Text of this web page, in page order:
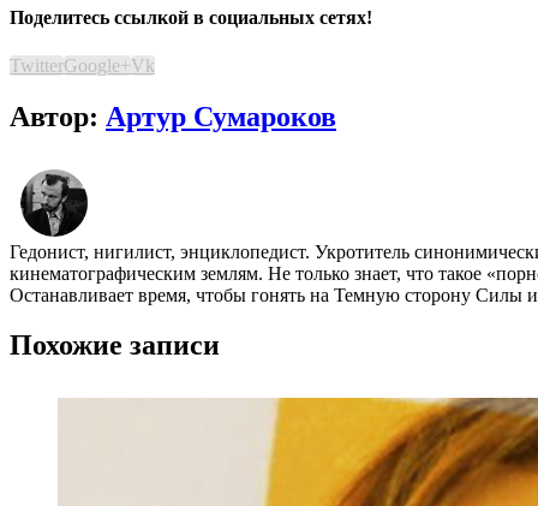
Поделитесь ссылкой в социальных сетях!
TwitterGoogle+Vk
Автор: Артур Сумароков
Гедонист, нигилист, энциклопедист. Укротитель
кинематографическим землям. Не только знает, что такое
Останавливает время, чтобы гонять на Темную сторону Силы
Похожие записи